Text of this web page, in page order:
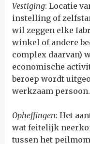
Vestiging: Locatie
instelling of
wil zeggen elke
winkel of andere
complex daarvan)
economische
beroep wordt
werkzaam persoon.
Opheffingen: Het
wat feitelijk
tussen het